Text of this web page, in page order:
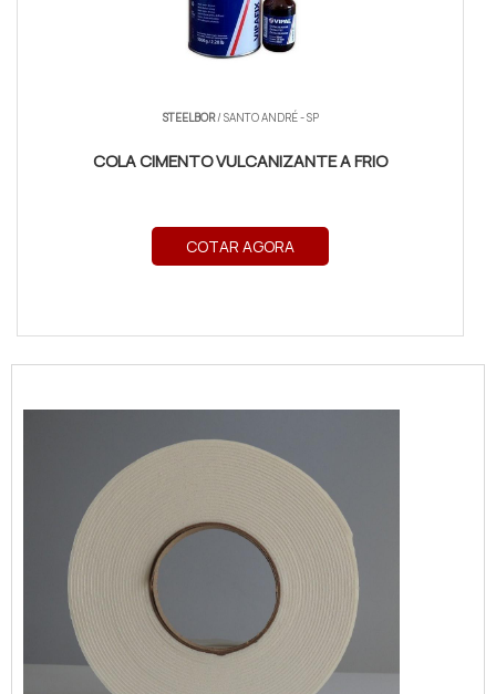
STEELBOR/ SANTO ANDRÉ - SP
COLA CIMENTO VULCANIZANTE A FRIO
COTAR AGORA